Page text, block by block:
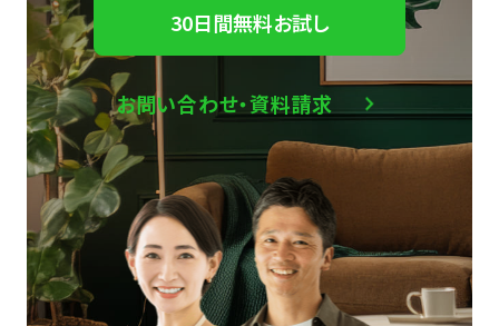
30日間無料お試し
お問い合わせ・資料請求